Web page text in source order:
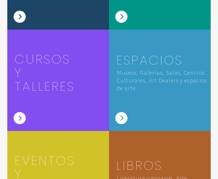
CURSOS
Y
TALLERES
ESPACIOS
Museos, Galerías, Salas, Centros
Culturales, Art Dealers y espacios
de arte
EVENTOS
Y LIBROS
Literatura y ensayos, Arte,